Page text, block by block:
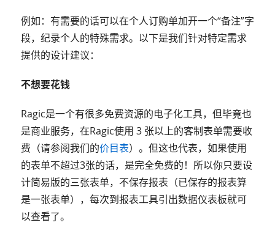
例如：有需要的话可以在个人订购单加开一个“备注”字
段，纪录个人的特殊需求。以下是我们针对特定需求
提供的设计建议：
不想要花钱
Ragic是一个有很多免费资源的电子化工具，但毕竟也
是商业服务，在Ragic使用 3 张以上的客制表单需要收
费（请参阅我们的价目表）。但这也代表，如果使用
的表单不超过3张的话，是完全免费的！所以你只要设
计简易版的三张表单，不保存报表（已保存的报表算
是一张表单），每次到报表工具引出数据仪表板就可
以查看了。